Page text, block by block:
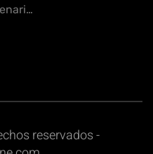
reservados -